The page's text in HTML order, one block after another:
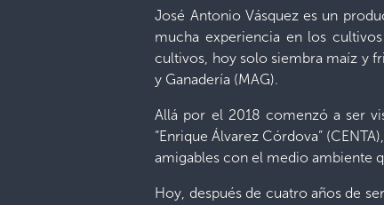
José Antonio Vásquez es un
mucha experiencia en los
cultivos, hoy solo siembra maíz y
y Ganadería (MAG).
Allá por el 2018 comenzó a ser
“Enrique Álvarez Córdova”
amigables con el medio ambiente
Hoy, después de cuatro años de